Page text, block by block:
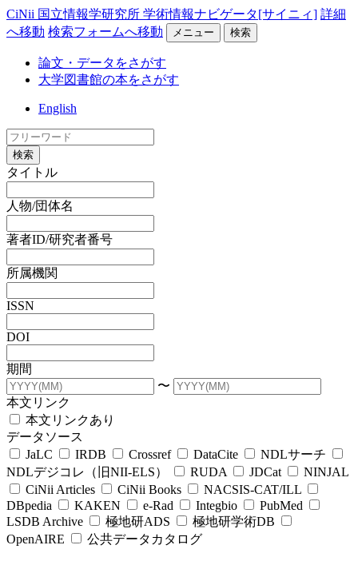
CiNii 国立情報学研究所 学術情報ナビゲータ[サイニィ] 詳細
へ移動 検索フォームへ移動 メニュー 検索
論文・データをさがす
大学図書館の本をさがす
English
検索
タイトル
人物/団体名
著者ID/研究者番号
所属機関
ISSN
DOI
期間
〜
本文リンク
本文リンクあり
データソース
JaLC
IRDB Crossref DataCite
NDLサーチ
NDLデジコレ（旧NII-ELS）
RUDA JDCat
NINJAL
CiNii Articles
CiNii Books
NACSIS-CAT/ILL
DBpedia
KAKEN e-Rad Integbio
PubMed
LSDB Archive
極地研ADS
極地研学術DB
OpenAIRE
公共データカタログ